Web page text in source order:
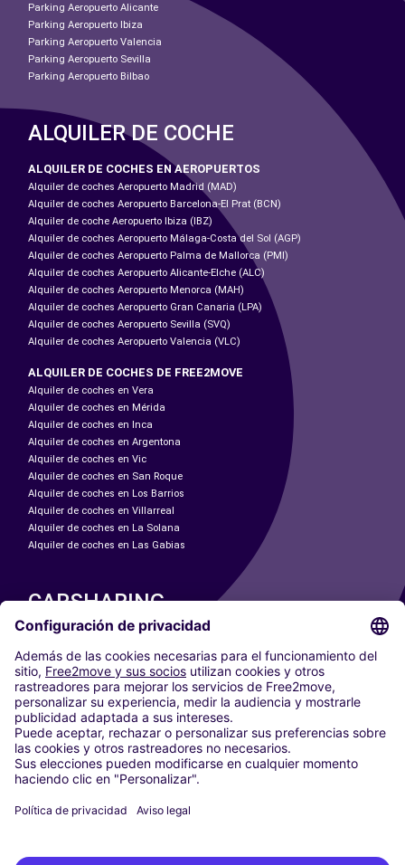
Parking Aeropuerto Alicante
Parking Aeropuerto Ibiza
Parking Aeropuerto Valencia
Parking Aeropuerto Sevilla
Parking Aeropuerto Bilbao
ALQUILER DE COCHE
ALQUILER DE COCHES EN AEROPUERTOS
Alquiler de coches Aeropuerto Madrid (MAD)
Alquiler de coches Aeropuerto Barcelona-El Prat (BCN)
Alquiler de coche Aeropuerto Ibiza (IBZ)
Alquiler de coches Aeropuerto Málaga-Costa del Sol (AGP)
Alquiler de coches Aeropuerto Palma de Mallorca (PMI)
Alquiler de coches Aeropuerto Alicante-Elche (ALC)
Alquiler de coches Aeropuerto Menorca (MAH)
Alquiler de coches Aeropuerto Gran Canaria (LPA)
Alquiler de coches Aeropuerto Sevilla (SVQ)
Alquiler de coches Aeropuerto Valencia (VLC)
ALQUILER DE COCHES DE FREE2MOVE
Alquiler de coches en Vera
Alquiler de coches en Mérida
Alquiler de coches en Inca
Alquiler de coches en Argentona
Alquiler de coches en Vic
Alquiler de coches en San Roque
Alquiler de coches en Los Barrios
Alquiler de coches en Villarreal
Alquiler de coches en La Solana
Alquiler de coches en Las Gabias
CARSHARING
NUESTRAS CIUDADES
Paris
Madrid
Washington DC
Milán
Roma
Turín
Viena
Berlín
Düsseldorf